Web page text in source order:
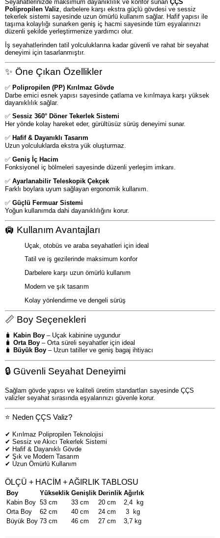
Seyahatlerinizde maksimum dayanıklılık ve konfor sunan ÇÇS
Polipropilen Valiz , darbelere karşı ekstra güçlü gövdesi ve sessiz
tekerlek sistemi sayesinde uzun ömürlü kullanım sağlar. Hafif yapısı ile
taşıma kolaylığı sunarken geniş iç hacmi sayesinde tüm eşyalarınızı
düzenli şekilde yerleştirmenize yardımcı olur.
İş seyahatlerinden tatil yolculuklarına kadar güvenli ve rahat bir seyahat
deneyimi için tasarlanmıştır.
✨ Öne Çıkan Özellikler
✅ Polipropilen (PP) Kırılmaz Gövde
Darbe emici esnek yapısı sayesinde çatlama ve kırılmaya karşı yüksek
dayanıklılık sağlar.
✅ Sessiz 360° Döner Tekerlek Sistemi
Her yönde kolay hareket eder, gürültüsüz sürüş deneyimi sunar.
✅ Hafif & Dayanıklı Tasarım
Uzun yolculuklarda ekstra yük oluşturmaz.
✅ Geniş İç Hacim
Fonksiyonel iç bölmeleri sayesinde düzenli yerleşim imkanı.
✅ Ayarlanabilir Teleskopik Çekçek
Farklı boylara uyum sağlayan ergonomik kullanım.
✅ Güçlü Fermuar Sistemi
Yoğun kullanımda dahi dayanıklılığını korur.
🛄 Kullanım Avantajları
Uçak, otobüs ve araba seyahatleri için ideal
Tatil ve iş gezilerinde maksimum konfor
Darbelere karşı uzun ömürlü kullanım
Modern ve şık tasarım
Kolay yönlendirme ve dengeli sürüş
📏 Boy Seçenekleri
🧳 Kabin Boy – Uçak kabinine uygundur
🧳 Orta Boy – Orta süreli seyahatler için ideal
🧳 Büyük Boy – Uzun tatiller ve geniş bagaj ihtiyacı
🔒 Güvenli Seyahat Deneyimi
Sağlam gövde yapısı ve kaliteli üretim standartları sayesinde ÇÇS
valizler seyahat sırasında eşyalarınızı güvenle korur.
⭐ Neden ÇÇS Valiz?
✔ Kırılmaz Polipropilen Teknolojisi
✔ Sessiz ve Akıcı Tekerlek Sistemi
✔ Hafif & Dayanıklı Gövde
✔ Şık ve Modern Tasarım
✔ Uzun Ömürlü Kullanım
ÖLÇÜ + HACİM + AĞIRLIK TABLOSU
Boy Yükseklik Genişlik Derinlik Ağırlık
Kabin Boy 53 cm 33 cm 20 cm
2,4 kg
Orta Boy
62 cm 40 cm 24 cm
3 kg
Büyük Boy 73 cm 46 cm 27 cm 3,7 kg